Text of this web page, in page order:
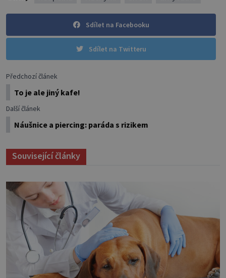
Sdílet na Facebooku
Sdílet na Twitteru
Předchozí článek
To je ale jiný kafe!
Další článek
Náušnice a piercing: paráda s rizikem
Související články